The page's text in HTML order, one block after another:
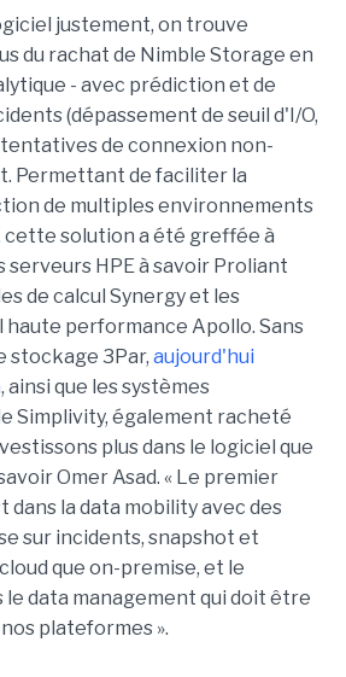
justement, on trouve
du rachat de Nimble Storage en
- avec prédiction et de
(dépassement de seuil d'I/O,
de connexion non-
Permettant de faciliter la
de multiples environnements
solution a été greffée à
HPE à savoir Proliant
de calcul Synergy et les
haute performance Apollo. Sans
stockage 3Par, aujourd'hui
, ainsi que les systèmes
Simplivity, également racheté
plus dans le logiciel que
Omer Asad. « Le premier
la data mobility avec des
sur incidents, snapshot et
que on-premise, et le
le data management qui doit être
plateformes ».